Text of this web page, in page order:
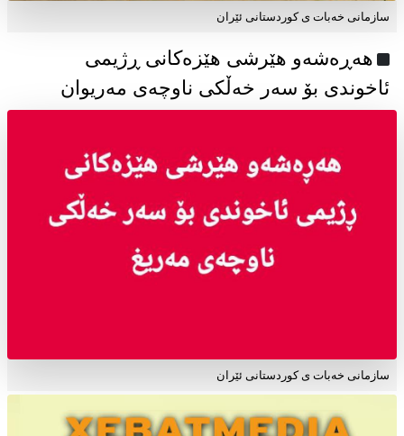
سازمانی خەبات ی كوردستانی ئێران
هەڕەشەو هێرشی هێزەکانی ڕژیمی
ئاخوندی بۆ سەر خەڵکی ناوچەی مەریوان
سازمانی خەبات ی کوردستانی ئێران